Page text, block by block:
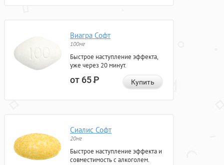
Виагра Софт
100мг
Быстрое наступление эффекта,
уже через 20 минут.
от 65Р Купить
Сиалис Софт
20мг
Быстрое наступление эффекта и
совместимость с алкоголем.